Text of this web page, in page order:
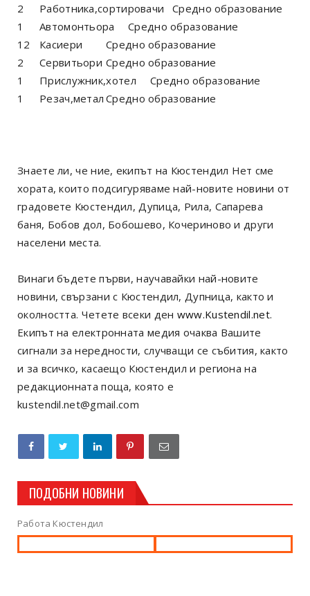
2
Работника,сортировачи
Средно образование
1
Автомонтьора
Средно образование
12
Касиери
Средно образование
2
Сервитьори Средно образование
1
Прислужник,хотел
Средно образование
1
Резач,метал Средно образование
Знаете ли, че ние, екипът на Кюстендил Нет сме
хората, които подсигуряваме най-новите новини от
градовете Кюстендил, Дупица, Рила, Сапарева
баня, Бобов дол, Бобошево, Кочериново и други
населени места.
Винаги бъдете първи, научавайки най-новите
новини, свързани с Кюстендил, Дупница, както и
околността. Четете всеки ден www.Kustendil.net.
Екипът на електронната медия очаква Вашите
сигнали за нередности, случващи се събития, както
и за всичко, касаещо Кюстендил и региона на
редакционната поща, която е
kustendil.net@gmail.com
ПОДОБНИ НОВИНИ
Работа Кюстендил